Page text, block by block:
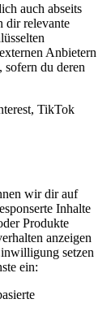
auch abseits
dir relevante
Anbietern
sofern du deren
TikTok
wir dir auf
Inhalte
Produkte
anzeigen
setzen
ein: